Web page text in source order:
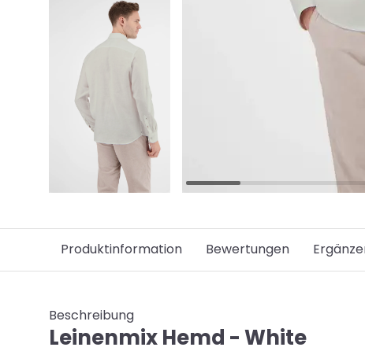
Produktinformation Bewertungen
Beschreibung
Leinenmix Hemd - White